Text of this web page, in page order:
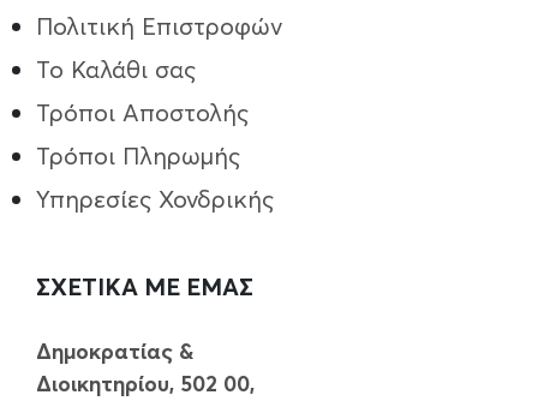
Πολιτική Επιστροφών
Το Καλάθι σας
Τρόποι Aποστολής
Τρόποι Πληρωμής
Υπηρεσίες Χονδρικής
ΣΧΕΤΙΚΑ ΜΕ ΕΜΑΣ
Δημοκρατίας &
Διοικητηρίου, 502 00,